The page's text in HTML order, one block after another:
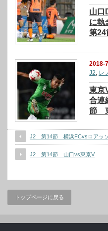
山口
に
第
2018-
J2 レ
東京
合
節
J2 第14節 横浜FCvsロアッ
J2 第14節 山口vs東京V
トップページに戻る